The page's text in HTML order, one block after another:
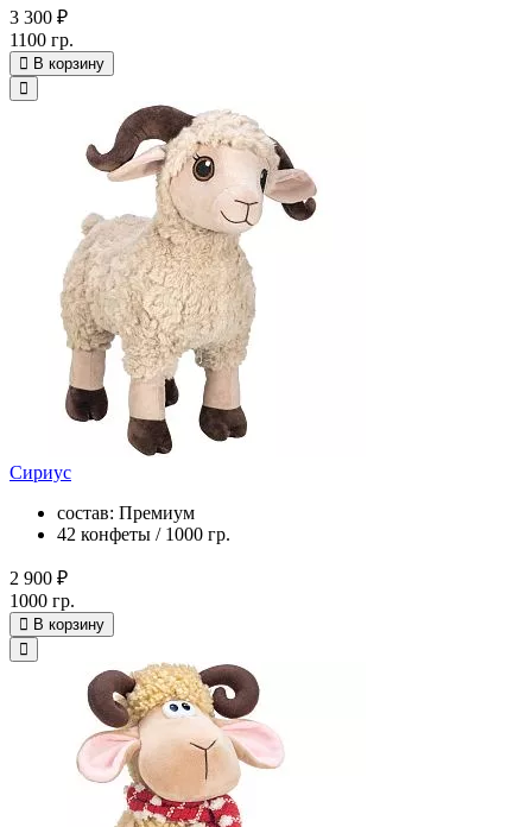
3 300 ₽
1100 гр.
В корзину
Сириус
состав: Премиум
42 конфеты / 1000 гр.
2 900 ₽
1000 гр.
В корзину